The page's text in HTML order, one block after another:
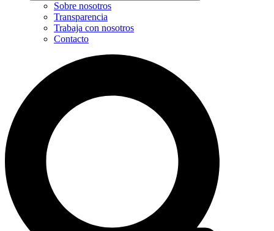
Sobre nosotros
Transparencia
Trabaja con nosotros
Contacto